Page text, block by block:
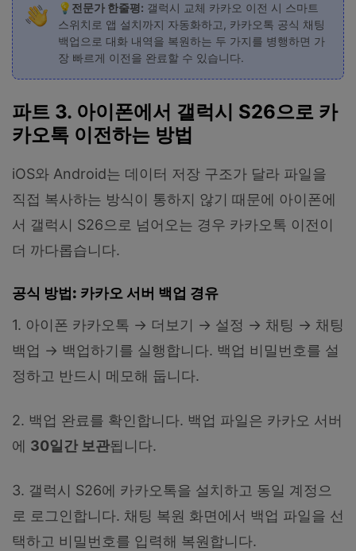
💡전문가 한줄평: 갤럭시 교체 카카오 이전 시 스마트
스위치로 앱 설치까지 자동화하고, 카카오톡 공식 채팅
백업으로 대화 내역을 복원하는 두 가지를 병행하면 가
장 빠르게 이전을 완료할 수 있습니다.
파트 3. 아이폰에서 갤럭시 S26으로 카
카오톡 이전하는 방법
iOS와 Android는 데이터 저장 구조가 달라 파일을
직접 복사하는 방식이 통하지 않기 때문에 아이폰에
서 갤럭시 S26으로 넘어오는 경우 카카오톡 이전이
더 까다롭습니다.
공식 방법: 카카오 서버 백업 경유
1. 아이폰 카카오톡 → 더보기 → 설정 → 채팅 → 채팅
백업 → 백업하기를 실행합니다. 백업 비밀번호를 설
정하고 반드시 메모해 둡니다.
2. 백업 완료를 확인합니다. 백업 파일은 카카오 서버
에 30일간 보관됩니다.
3. 갤럭시 S26에 카카오톡을 설치하고 동일 계정으
로 로그인합니다. 채팅 복원 화면에서 백업 파일을 선
택하고 비밀번호를 입력해 복원합니다.